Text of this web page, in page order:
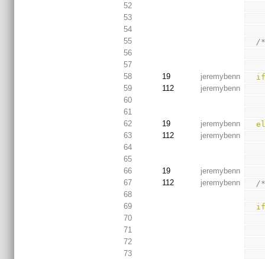
52
53
54
55
/
56
57
58
19 jeremybenn
59
112
jeremybenn
60
61
62
19 jeremybenn
63
112
jeremybenn
64
65
66
19
jeremybenn
67
112 jeremybenn
/
68
69
70
71
72
73